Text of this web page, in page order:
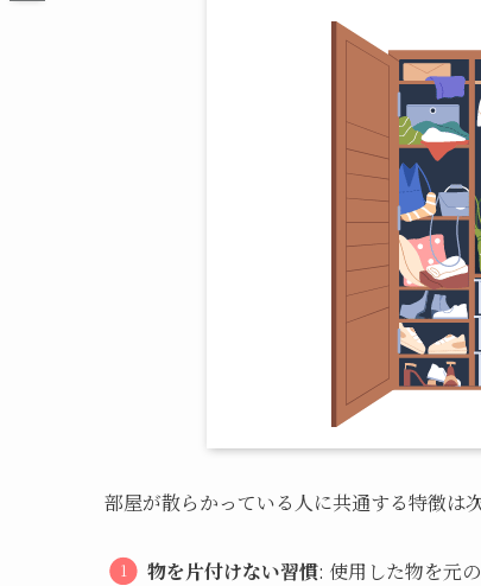
部屋が散らかっている人に共通する特徴は次
物を片付けない習慣: 使用した物を元